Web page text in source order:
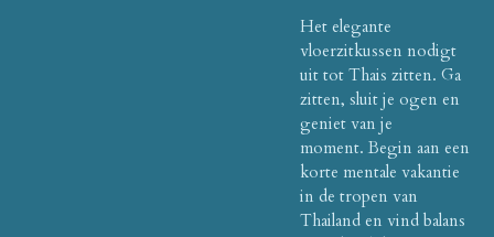
Het elegante
vloerzitkussen nodigt
uit tot Thais zitten. Ga
zitten, sluit je ogen en
geniet van je
moment. Begin aan een
korte mentale vakantie
in de tropen van
Thailand en vind balans